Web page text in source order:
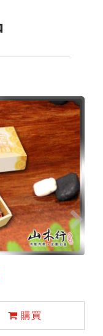
購買